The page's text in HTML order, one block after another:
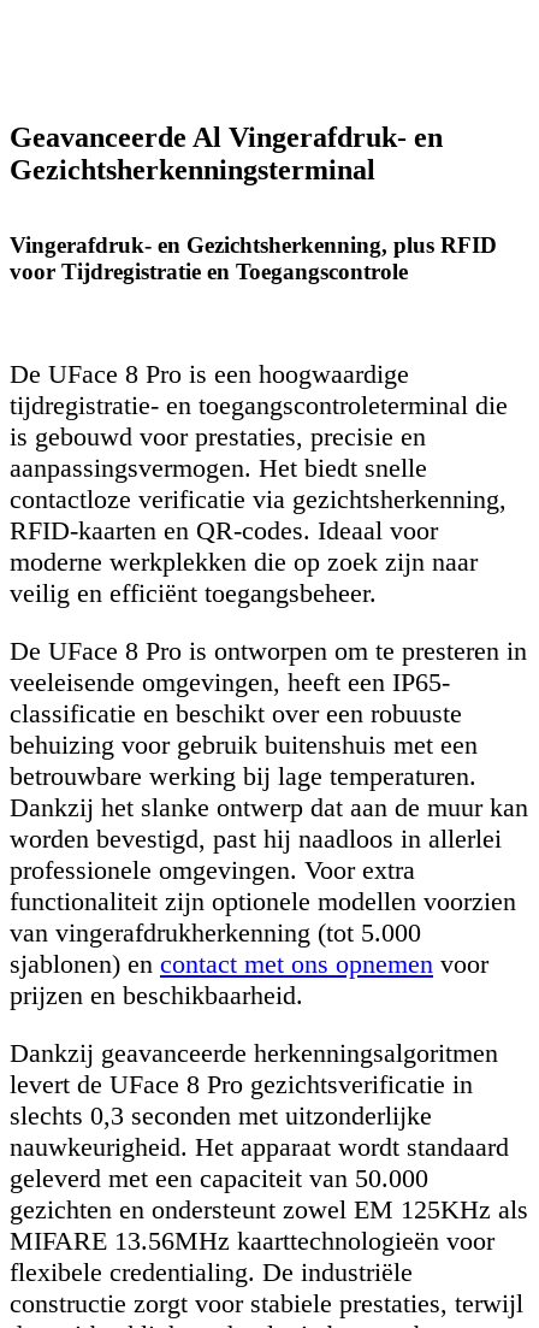
Geavanceerde Al Vingerafdruk- en
Gezichtsherkenningsterminal
Vingerafdruk- en Gezichtsherkenning, plus RFID
voor Tijdregistratie en Toegangscontrole
De UFace 8 Pro is een hoogwaardige
tijdregistratie- en toegangscontroleterminal die
is gebouwd voor prestaties, precisie en
aanpassingsvermogen. Het biedt snelle
contactloze verificatie via gezichtsherkenning,
RFID-kaarten en QR-codes. Ideaal voor
moderne werkplekken die op zoek zijn naar
veilig en efficiënt toegangsbeheer.
De UFace 8 Pro is ontworpen om te presteren in
veeleisende omgevingen, heeft een IP65-
classificatie en beschikt over een robuuste
behuizing voor gebruik buitenshuis met een
betrouwbare werking bij lage temperaturen.
Dankzij het slanke ontwerp dat aan de muur kan
worden bevestigd, past hij naadloos in allerlei
professionele omgevingen. Voor extra
functionaliteit zijn optionele modellen voorzien
van vingerafdrukherkenning (tot 5.000
sjablonen) en contact met ons opnemen voor
prijzen en beschikbaarheid.
Dankzij geavanceerde herkenningsalgoritmen
levert de UFace 8 Pro gezichtsverificatie in
slechts 0,3 seconden met uitzonderlijke
nauwkeurigheid. Het apparaat wordt standaard
geleverd met een capaciteit van 50.000
gezichten en ondersteunt zowel EM 125KHz als
MIFARE 13.56MHz kaarttechnologieën voor
flexibele credentialing. De industriële
constructie zorgt voor stabiele prestaties, terwijl